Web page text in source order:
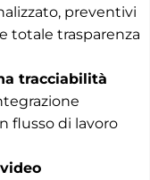
preventivi
totale trasparenza
tracciabilità
flusso di lavoro